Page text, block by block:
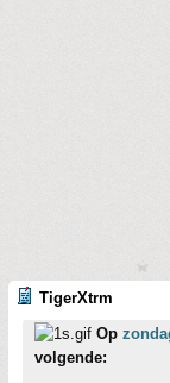
TigerXtrm
Op
volgende: